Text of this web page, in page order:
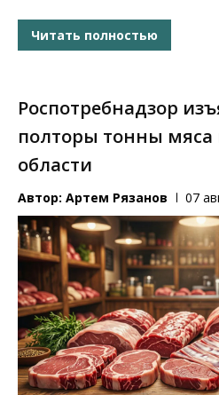
Читать полностью
Роспотребнадзор
полторы тонны мяса
области
Автор: Артем Рязанов 07